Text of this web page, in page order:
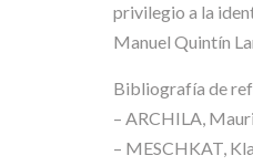
privilegio a la
Manuel Quintín
Bibliografía de
– ARCHILA,
– MESCHKAT,